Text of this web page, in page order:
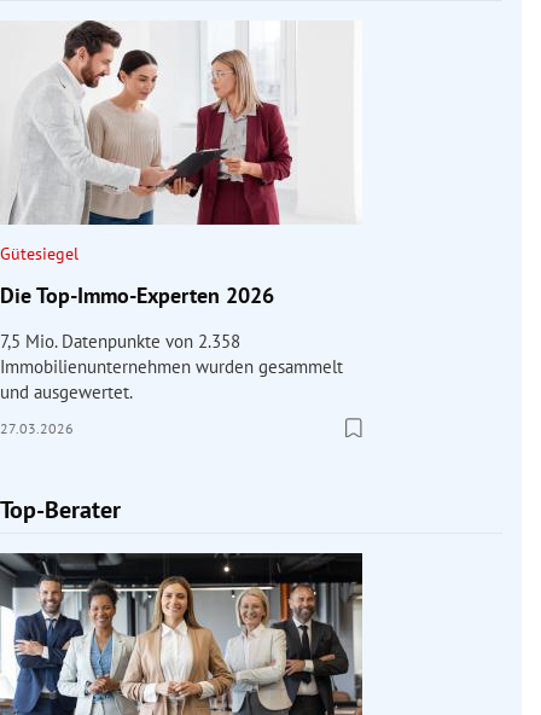
Gütesiegel
Die Top-Immo-Experten 2026
7,5 Mio. Datenpunkte von 2.358
Immobilienunternehmen wurden gesammelt
und ausgewertet.
27.03.2026
Top-Berater
Slide 1 von 1